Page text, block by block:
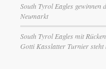
South Tyrol Eagles
Neumarkt
South Tyrol Eagles mit
Gotti Kasslatter Turnier steht